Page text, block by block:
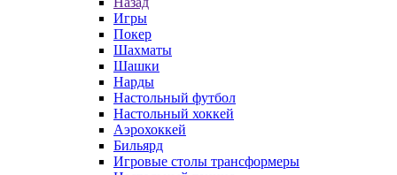
Игры
Покер
Шахматы
Шашки
Нарды
Настольный футбол
Настольный хоккей
Аэрохоккей
Бильярд
Игровые столы трансформеры